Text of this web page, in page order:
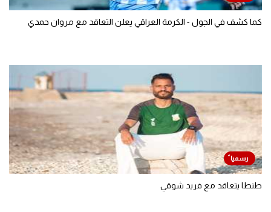
كما كشف في الجول - الكرمة العراقي يعلن التعاقد مع مروان حمدي
طنطا يتعاقد مع فريد شوقي